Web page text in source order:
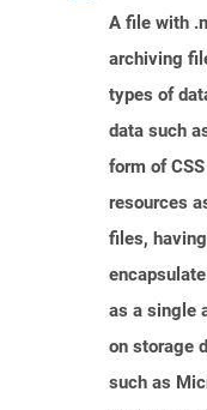
A file with
archiving
types of
data such
form of
resources
files,
as a single
on storage
such as